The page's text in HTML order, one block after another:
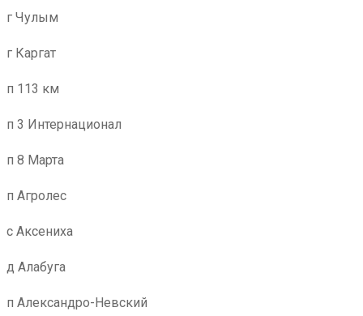
г Чулым
г Каргат
п 113 км
п 3 Интернационал
п 8 Марта
п Агролес
с Аксениха
д Алабуга
п Александро-Невский